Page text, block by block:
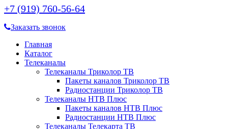
+7 (919) 760-56-64
Заказать звонок
Главная
Каталог
Телеканалы
Телеканалы Триколор ТВ
Пакеты каналов Триколор ТВ
Радиостанции Триколор ТВ
Телеканалы НТВ Плюс
Пакеты каналов НТВ Плюс
Радиостанции НТВ Плюс
Телеканалы Телекарта ТВ